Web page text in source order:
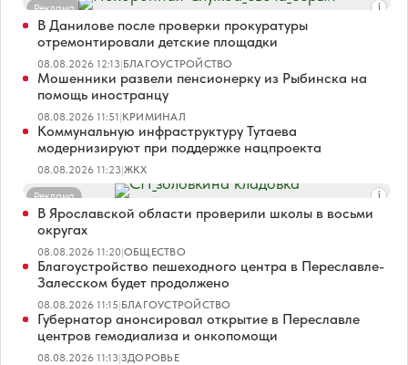
Реклама
В Данилове после проверки прокуратуры
отремонтировали детские площадки
08.08.2026 12:13|БЛАГОУСТРОЙСТВО
Мошенники развели пенсионерку из Рыбинска на
помощь иностранцу
08.08.2026 11:51|КРИМИНАЛ
Коммунальную инфраструктуру Тутаева
модернизируют при поддержке нацпроекта
08.08.2026 11:23|ЖКХ
Реклама
В Ярославской области проверили школы в восьми
округах
08.08.2026 11:20|ОБЩЕСТВО
Благоустройство пешеходного центра в Переславле-
Залесском будет продолжено
08.08.2026 11:15|БЛАГОУСТРОЙСТВО
Губернатор анонсировал открытие в Переславле
центров гемодиализа и онкопомощи
08.08.2026 11:13|ЗДОРОВЬЕ